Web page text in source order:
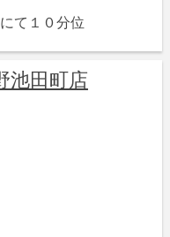
て１０分位
池田町店